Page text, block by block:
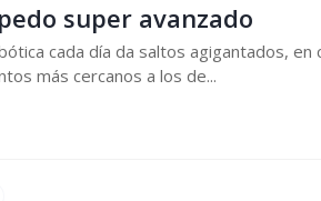
super avanzado
cada día da saltos agigantados, en
más cercanos a los de...